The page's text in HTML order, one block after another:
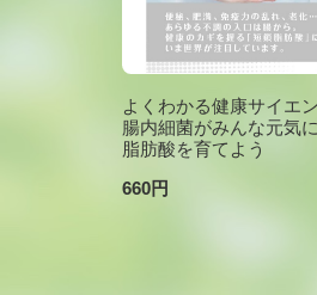
よくわかる健康サイエ
腸内細菌がみんな元気
脂肪酸を育てよう
660円